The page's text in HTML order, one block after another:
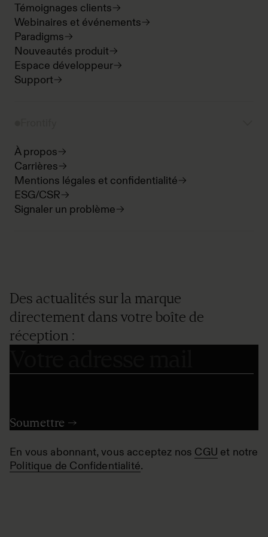
Témoignages clients
Webinaires et événements
Paradigms
Nouveautés produit
Espace développeur
Support
À propos
Carrières
Mentions légales et confidentialité
ESG/CSR
Signaler un problème
Des actualités sur la marque
directement dans votre boîte de
réception :
En vous abonnant, vous acceptez nos CGU et notre
Politique de Confidentialité.